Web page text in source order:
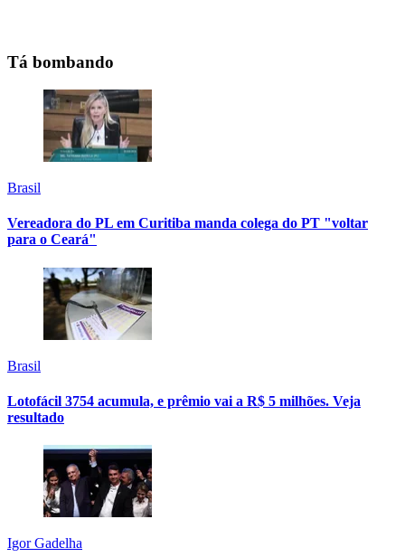
Tá bombando
Brasil
Vereadora do PL em Curitiba manda colega do PT "voltar
para o Ceará"
Brasil
Lotofácil 3754 acumula, e prêmio vai a R$ 5 milhões. Veja
resultado
Igor Gadelha